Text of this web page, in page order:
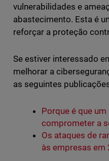
vulnerabilidades e
abastecimento. Esta é
reforçar a proteção
Se estiver interessado
melhorar a
as seguintes
Porque é que
comprometer a
Os ataques de
às empresas em